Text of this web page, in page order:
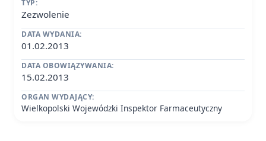
TYP:
Zezwolenie
DATA WYDANIA:
01.02.2013
DATA OBOWIĄZYWANIA:
15.02.2013
ORGAN WYDAJĄCY:
Wielkopolski Wojewódzki Inspektor Farmaceutyczny